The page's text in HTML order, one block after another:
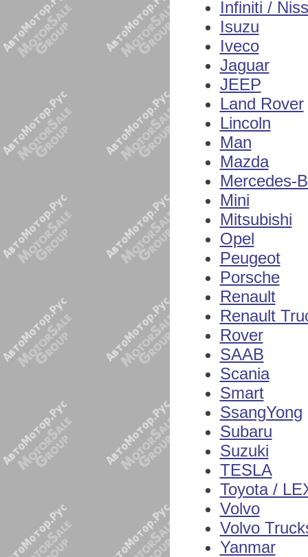
Infiniti /
Isuzu
Iveco
Jaguar
JEEP
Land Rover
Lincoln
Man
Mazda
Mercedes-
Mini
Mitsubishi
Opel
Peugeot
Porsche
Renault
Renault
Rover
SAAB
Scania
Smart
SsangYong
Subaru
Suzuki
TESLA
Toyota /
Volvo
Volvo
Yanmar